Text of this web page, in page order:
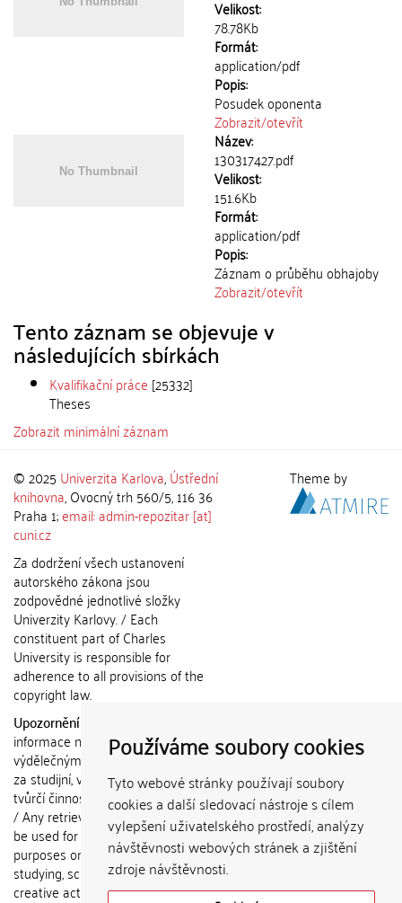
Používáme soubory cookies
Tyto webové stránky používají soubory
cookies a další sledovací nástroje s cílem
vylepšení uživatelského prostředí, analýzy
návštěvnosti webových stránek a zjištění
zdroje návštěvnosti.
Velikost:
78.78Kb
Formát:
application/pdf
Popis:
Posudek oponenta
Zobrazit/otevřít
Název:
130317427.pdf
Velikost:
151.6Kb
Formát:
application/pdf
Popis:
Záznam o průběhu obhajoby
Zobrazit/otevřít
Tento záznam se objevuje v
následujících sbírkách
Kvalifikační práce [25332]
Theses
Zobrazit minimální záznam
© 2025 Univerzita Karlova,Ústřední
knihovna, Ovocný trh 560/5, 116 36
Praha 1;email: admin-repozitar [at]
cuni.cz
Za dodržení všech ustanovení
autorského zákona jsou
zodpovědné jednotlivé složky
Univerzity Karlovy. / Each
constituent part of Charles
University is responsible for
adherence to all provisions of the
copyright law.
Upozornění / Notice:
informace nemohou být použity k
výdělečným účelům nebo vydávány
za studijní, vědeckou nebo jinou
tvůrčí činnost jiné osoby než autora.
/ Any retrieved information shall not
be used for any commercial
purposes or claimed as results of
studying, scientific or any other
creative activities of any person
Theme by